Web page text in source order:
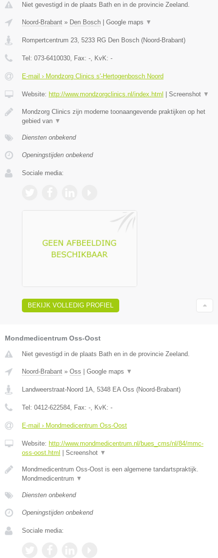
Niet gevestigd in de plaats Bath en in de provincie Zeeland.
Noord-Brabant » Den Bosch | Google maps ▼
Rompertcentrum 23 5233 RG Den Bosch (Noord-Brabant)
Tel: 073-6410030 , Fax: - , KvK: -
E-mail › Mondzorg Clinics s'-Hertogenbosch Noord
Website: http://www.mondzorgclinics.nl/index.html | Screenshot ▼
Mondzorg Clinics zijn moderne toonaangevende praktijken op het
gebied van ▼
Diensten onbekend
Openingstijden onbekend
Sociale media:
BEKIJK VOLLEDIG PROFIEL
Mondmedicentrum Oss-Oost
Niet gevestigd in de plaats Bath en in de provincie Zeeland.
Noord-Brabant » Oss Google maps ▼
Landweerstraat-Noord 1A, 5348 EA Oss (Noord-Brabant)
Tel: 0412-622584, Fax: -, KvK: -
E-mail › Mondmedicentrum Oss-Oost
Website: http://www.mondmedicentrum.nl/bues_cms/nl/84/mmc-
oss-oost.html
Screenshot ▼
Mondmedicentrum Oss-Oost is een algemene tandartspraktijk.
Mondmedicentrum ▼
Diensten onbekend
Openingstijden onbekend
Sociale media: